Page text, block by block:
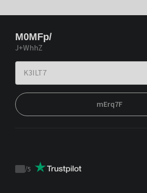
M0MFp/
J+WhhZ
mErq7F
Trustpilot
/5